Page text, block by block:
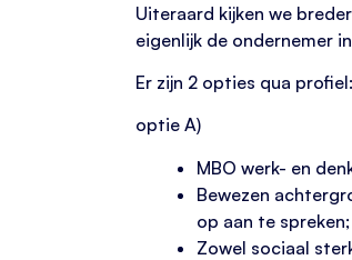
Uiteraard kijken we
eigenlijk de ondernemer
Er zijn 2 opties qua profiel:
optie A)
MBO werk- en
Bewezen
op aan te spreken;
Zowel sociaal